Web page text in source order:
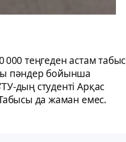
000 теңгеден астам табыс
пәндер бойынша
дың студенті Арқас
да жаман емес.